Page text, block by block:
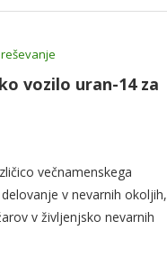
vozilo uran-14 za
večnamenskega
v nevarnih okoljih,
v življenjsko nevarnih